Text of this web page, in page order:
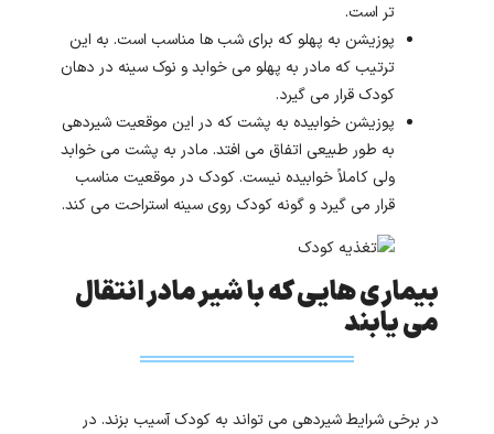
تر است.
پوزیشن به پهلو که برای شب ها مناسب است. به این
ترتیب که مادر به پهلو می خوابد و نوک سینه در دهان
کودک قرار می گیرد.
پوزیشن خوابیده به پشت که در این موقعیت شیردهی
به طور طبیعی اتفاق می افتد. مادر به پشت می خوابد
ولی کاملاً خوابیده نیست. کودک در موقعیت مناسب
قرار می گیرد و گونه کودک روی سینه استراحت می کند.
بیماری هایی که با شیر مادر انتقال
می یابند
در برخی شرایط شیردهی می تواند به کودک آسیب بزند. در